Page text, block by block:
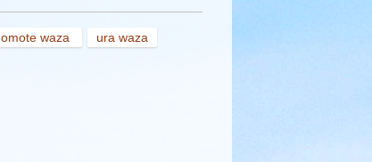
omote waza ura waza